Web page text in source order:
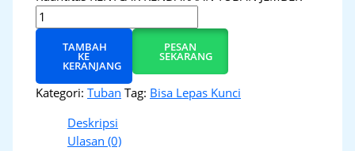
TAMBAH
KE
KERANJANG
PESAN
SEKARANG
Kategori:Tuban Tag: Bisa Lepas Kunci
Deskripsi
Ulasan (0)